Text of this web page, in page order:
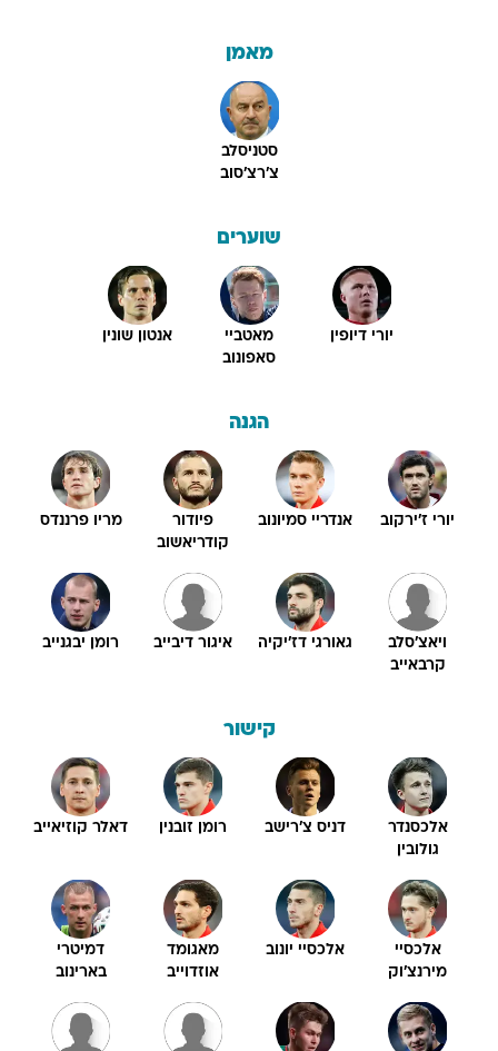
מאמן
סטניסלב
צ'רצ'סוב
שוערים
יורי דיופין
מאטביי
סאפונוב
אנטון שונין
הגנה
יורי ז'ירקוב אנדריי סמיונוב
פיודור
קודריאשוב
מריו פרננדס
ויאצ'סלב
קרבאייב
גאורגי דז'יקיה איגור דיבייב רומן יבגנייב
קישור
אלכסנדר
גולובין
דניס צ'רישב רומן זובנין דאלר קוזיאייב
אלכסיי
מירנצ'וק
אלכסיי יונוב
מאגומד
אוזדוייב
דמיטרי
בארינוב